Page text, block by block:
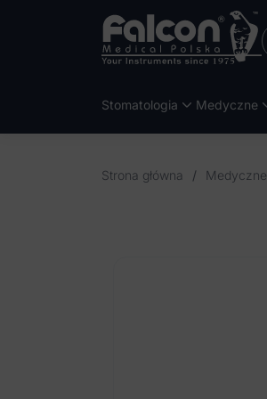
Stomatologia Medyczne
Strona główna / Medyczne